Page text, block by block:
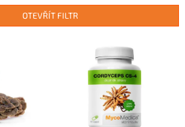
OTEVŘÍT FILTR